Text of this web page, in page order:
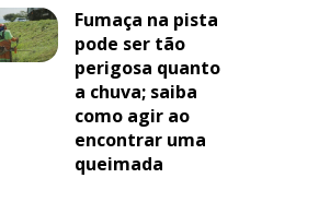
Fumaça na pista
pode ser tão
perigosa quanto
a chuva; saiba
como agir ao
encontrar uma
queimada